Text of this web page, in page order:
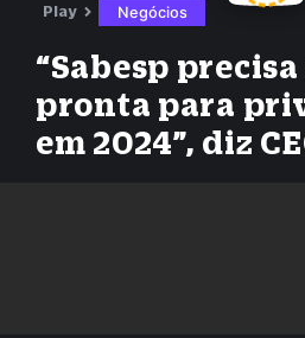
Play Negócios
“Sabesp
pronta para
em 2024”, diz